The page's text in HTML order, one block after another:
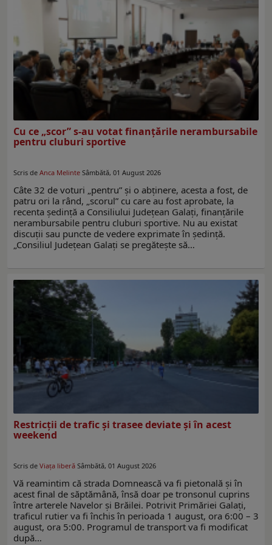
Cu ce „scor” s-au votat finanţările nerambursabile
pentru cluburi sportive
Scris de Anca Melinte Sâmbătă, 01 August 2026
Câte 32 de voturi „pentru” şi o abţinere, acesta a fost, de
patru ori la rând, „scorul” cu care au fost aprobate, la
recenta şedinţă a Consiliului Judeţean Galaţi, finanţările
nerambursabile pentru cluburi sportive. Nu au existat
discuţii sau puncte de vedere exprimate în şedinţă.
„Consiliul Judeţean Galaţi se pregăteşte să…
Restricţii de trafic şi trasee deviate şi în acest
weekend
Scris de Viaţa liberă Sâmbătă, 01 August 2026
Vă reamintim că strada Domnească va fi pietonală şi în
acest final de săptămână, însă doar pe tronsonul cuprins
între arterele Navelor şi Brăilei. Potrivit Primăriei Galaţi,
traficul rutier va fi închis în perioada 1 august, ora 6:00 – 3
august, ora 5:00. Programul de transport va fi modificat
după…